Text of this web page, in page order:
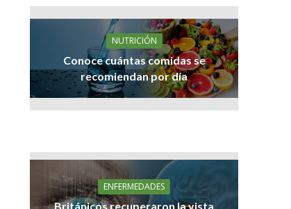
NUTRICIÓN
Conoce cuántas comidas se
recomiendan por día
ENFERMEDADES
Británicos recuperaron la vista